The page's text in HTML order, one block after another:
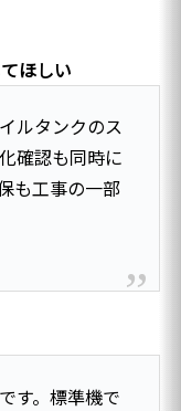
ほしい
ルタンクのス
確認も同時に
も工事の一部
す。標準機で